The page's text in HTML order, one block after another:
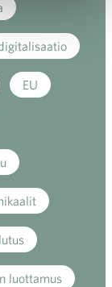
EU
luottamus